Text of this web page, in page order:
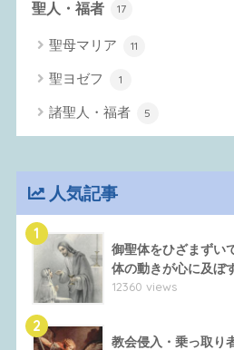
聖人・福者 17
聖母マリア 11
聖ヨゼフ 1
諸聖人・福者 5
人気記事
1
御聖体をひざまずい
体の動きが心に及ぼ
12360 views
2
教会侵入・乗っ取